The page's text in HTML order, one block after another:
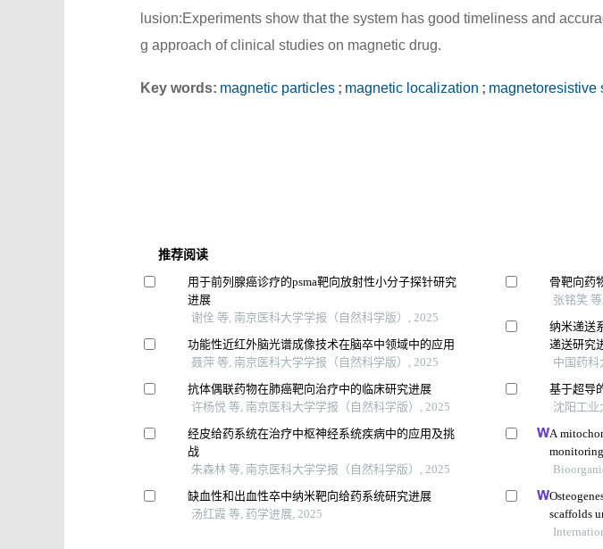
lusion:Experiments show that the system has good timeliness and
g approach of clinical studies on magnetic drug.
Key words: magnetic particles ; magnetic localization ; magnetoresistive
推荐阅读
用于前列腺癌诊疗的psma靶向放射性小分子探针研究
进展
谢佺 等, 南京医科大学学报（自然科学版）, 2025
功能性近红外脑光谱成像技术在脑卒中领域中的应用
聂萍 等, 南京医科大学学报（自然科学版）, 2025
抗体偶联药物在肺癌靶向治疗中的临床研究进展
许杨悦 等, 南京医科大学学报（自然科学版）, 2025
经皮给药系统在治疗中枢神经系统疾病中的应用及挑
战
朱森林 等, 南京医科大学学报（自然科学版）, 2025
缺血性和出血性卒中纳米靶向给药系统研究进展
汤红霞 等, 药学进展, 2025
骨靶向药
张铭笑
纳米递送
递送研究
中国药科
基于超导
沈阳工业
A
with
scaffolds